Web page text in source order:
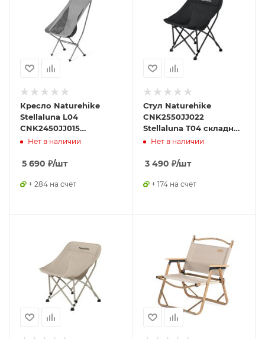
Кресло Naturehike
Stellaluna L04
CNK2450JJ015
складное серый L
Нет в наличии
5 690 ₽/шт
+ 284 на счет
Стул Naturehike
CNK2550JJ022
Stellaluna T04 складной
черный
Нет в наличии
3 490 ₽/шт
+ 174 на счет